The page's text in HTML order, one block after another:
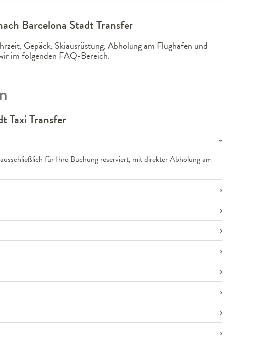
Barcelona Stadt Transfer
Gepäck, Skiausrüstung, Abholung am Flughafen und
im folgenden FAQ-Bereich.
Taxi Transfer
für Ihre Buchung reserviert, mit direkter Abholung am